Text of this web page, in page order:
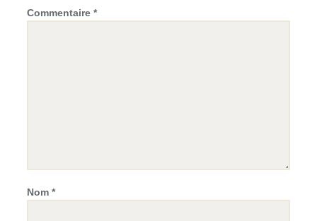
Commentaire *
Nom *